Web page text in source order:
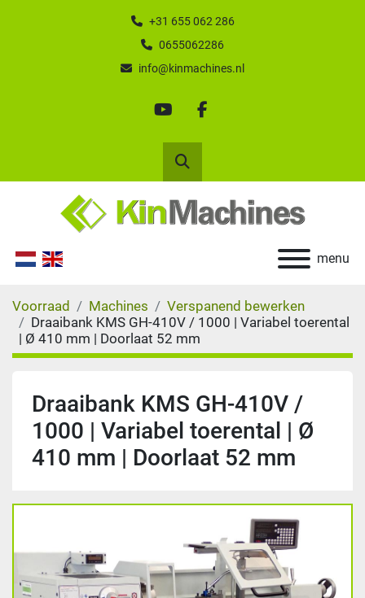
+31 655 062 286
0655062286
info@kinmachines.nl
youtubefacebook
Zoek
menu
Voorraad Machines
Verspanend bewerken
Draaibank KMS GH-410V / 1000 | Variabel toerental
| Ø 410 mm | Doorlaat 52 mm
Draaibank KMS GH-410V /
1000 | Variabel toerental | Ø
410 mm | Doorlaat 52 mm